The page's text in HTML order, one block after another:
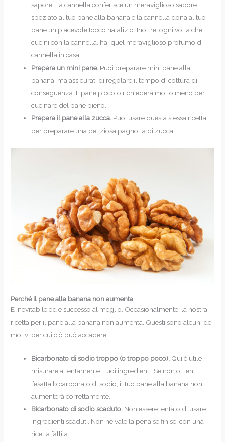
sapore. La cannella conferisce un meraviglioso sapore
speziato al tuo pane alla banana e la cannella dona al tuo
pane un piacevole tocco natalizio. Inoltre, ogni volta che
cucini con la cannella, hai quel meraviglioso profumo di
cannella in casa.
Prepara un mini pane. Puoi preparare mini pane alla
banana, ma assicurati di regolare il tempo di cottura di
conseguenza. Il pane piccolo richiederà molto meno per
cucinare del pane pieno.
Prepara il pane alla zucca. Puoi usare questa stessa ricetta
per preparare una deliziosa pagnotta di zucca.
Perché il pane alla banana non aumenta
È inevitabile ed è successo al meglio. Occasionalmente, la nostra
ricetta per il pane alla banana non aumenta. Questi sono alcuni dei
motivi per cui ciò può accadere.
Bicarbonato di sodio troppo (o troppo poco). Qui è utile
misurare attentamente i tuoi ingredienti. Se non ottieni
l’esatta bicarbonato di sodio, il tuo pane alla banana non
aumenterà correttamente.
Bicarbonato di sodio scaduto. Non essere tentato di usare
ingredienti scaduti. Non ne vale la pena se finisci con una
ricetta fallita.